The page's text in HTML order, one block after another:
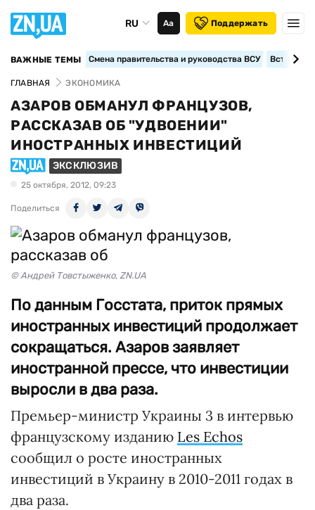
RU Аа Поддержать
ВАЖНЫЕ ТЕМЫ Смена правительства и руководства ВСУ
ГЛАВНАЯ ЭКОНОМИКА
АЗАРОВ ОБМАНУЛ ФРАНЦУЗОВ,
РАССКАЗАВ ОБ "УДВОЕНИИ"
ИНОСТРАННЫХ ИНВЕСТИЦИЙ
ЭКСКЛЮЗИВ
25 октября, 2012, 09:23
Поделиться
© Андрей Товстыженко, ZN.UA
По данным Госстата, приток прямых
иностранных инвестиций продолжает
сокращаться. Азаров заявляет
иностранной прессе, что инвестиции
выросли в два раза.
Премьер-министр Украины 3 в интервью
французскому изданию Les Echos
сообщил о росте иностранных
инвестиций в Украину в 2010-2011 годах в
два раза.